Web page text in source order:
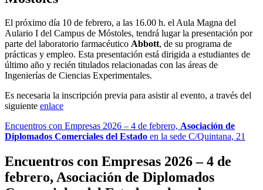
El próximo día 10 de febrero, a las 16.00 h. el Aula Magna del
Aulario I del Campus de Móstoles, tendrá lugar la presentación por
parte del laboratorio farmacéutico Abbott, de su programa de
prácticas y empleo. Esta presentación está dirigida a estudiantes de
último año y recién titulados relacionadas con las áreas de
Ingenierías de Ciencias Experimentales.
Es necesaria la inscripción previa para asistir al evento, a través del
siguiente enlace
Encuentros con Empresas 2026 – 4 de febrero, Asociación de
Diplomados Comerciales del Estado en la sede C/Quintana, 21
Encuentros con Empresas 2026 – 4 de
febrero, Asociación de Diplomados